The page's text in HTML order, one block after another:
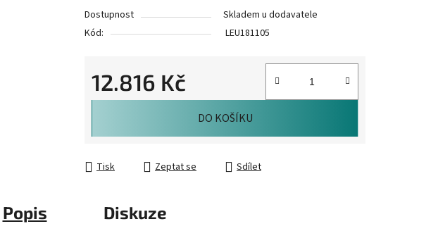
Dostupnost
Skladem u dodavatele
Kód:
LEU181105
12.816 Kč
Měrná cena:
DO KOŠÍKU
Tisk Zeptat se Sdílet
Popis Diskuze